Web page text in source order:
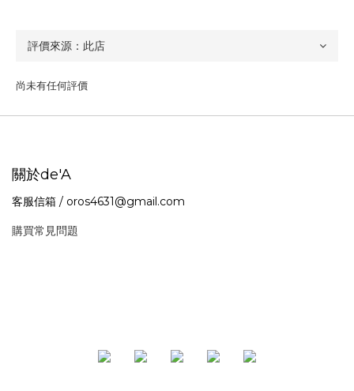
尚未有任何評價
關於de'A
客服信箱 / oros4631@gmail.com
購買常見問題